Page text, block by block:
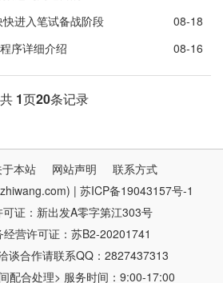
进入笔试备战阶段
08-18
序详细介绍
08-16
共 1页20条记录
于本站 网站声明
联系方式
| 苏ICP备19043157号-1
证：新出发A零字第江303号
营许可证：苏B2-20201741
谈合作请联系QQ：2827437313
配合处理> 服务时间：9:00-17:00